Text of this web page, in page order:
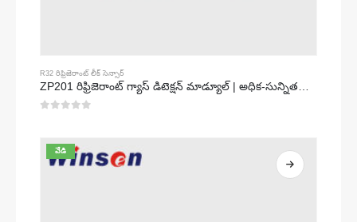
R32 రిఫ్రిజెరాంట్ లీక్ సెన్సార్
వేడి